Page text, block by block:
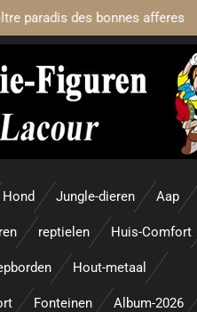
paradis des bonnes afferes
Hond Jungle-dieren Aap
reptielen Huis-Comfort
Hout-metaal
Fonteinen Album-2026